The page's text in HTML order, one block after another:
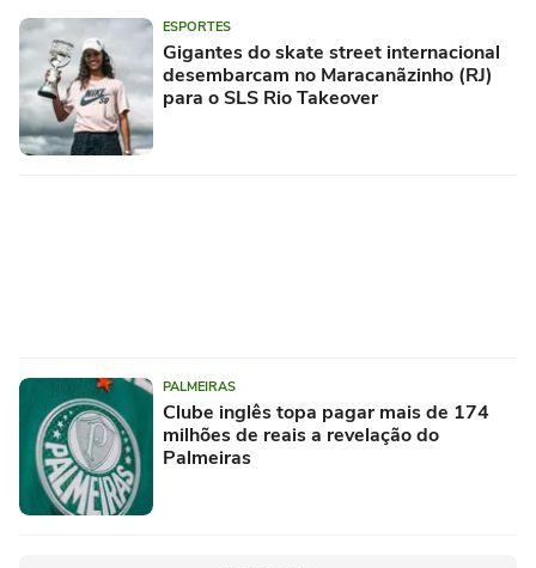
ESPORTES
Gigantes do skate street internacional
desembarcam no Maracanãzinho (RJ)
para o SLS Rio Takeover
PALMEIRAS
Clube inglês topa pagar mais de 174
milhões de reais a revelação do
Palmeiras